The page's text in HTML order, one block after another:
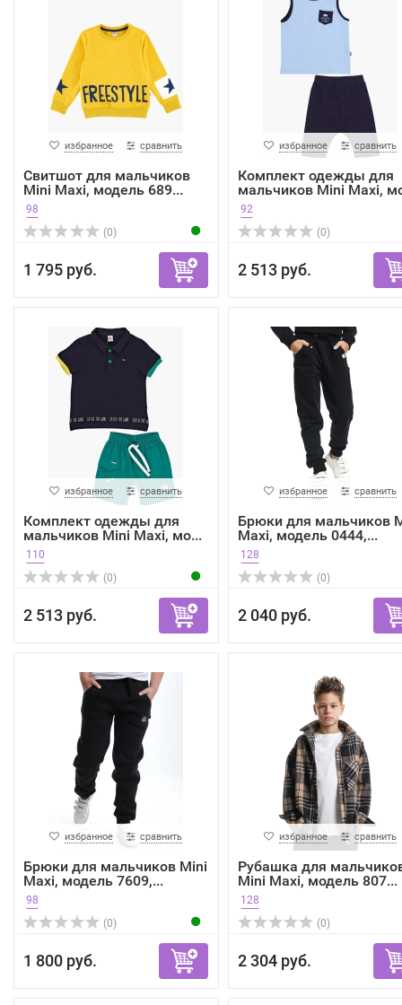
избранное сравнить
Свитшот для мальчиков
Mini Maxi, модель 689...
98
(0)
1 795 руб.
избранное сравнить
Комплект одежды для
мальчиков Mini Maxi,
92
(0)
2 513 руб.
избранное сравнить
Комплект одежды для
мальчиков Mini Maxi, мо...
110
(0)
2 513 руб.
избранное сравнить
Брюки для мальчиков
Maxi, модель 0444,...
128
(0)
2 040 руб.
избранное сравнить
Брюки для мальчиков Mini
Maxi, модель 7609,...
98
(0)
1 800 руб.
избранное сравнить
Рубашка для
Mini Maxi, модель 807...
128
(0)
2 304 руб.